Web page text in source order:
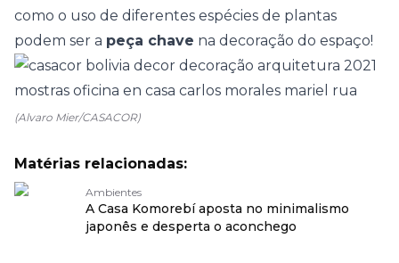
como o uso de diferentes espécies de plantas
podem ser a peça chave na decoração do espaço!
(Alvaro Mier/CASACOR)
Matérias relacionadas:
Ambientes
A Casa Komorebí aposta no minimalismo
japonês e desperta o aconchego